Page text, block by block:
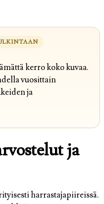
kerro koko kuvaa.
vuosittain
ja
ja
harrastajapiireissä.